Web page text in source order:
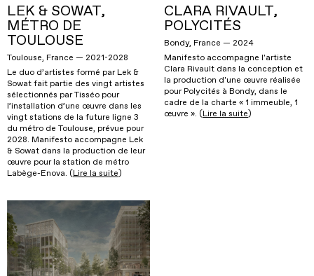
LEK & SOWAT,
MÉTRO DE
TOULOUSE
Toulouse, France — 2021-2028
Le duo d’artistes formé par Lek &
Sowat fait partie des vingt artistes
sélectionnés par Tisséo pour
l’installation d’une œuvre dans les
vingt stations de la future ligne 3
du métro de Toulouse, prévue pour
2028. Manifesto accompagne Lek
& Sowat dans la production de leur
œuvre pour la station de métro
Labège-Enova. (Lire la suite)
CLARA RIVAULT,
POLYCITÉS
Bondy, France — 2024
Manifesto accompagne l'artiste
Clara Rivault dans la conception et
la production d'une œuvre réalisée
pour Polycités à Bondy, dans le
cadre de la charte « 1 immeuble, 1
œuvre ». (Lire la suite)